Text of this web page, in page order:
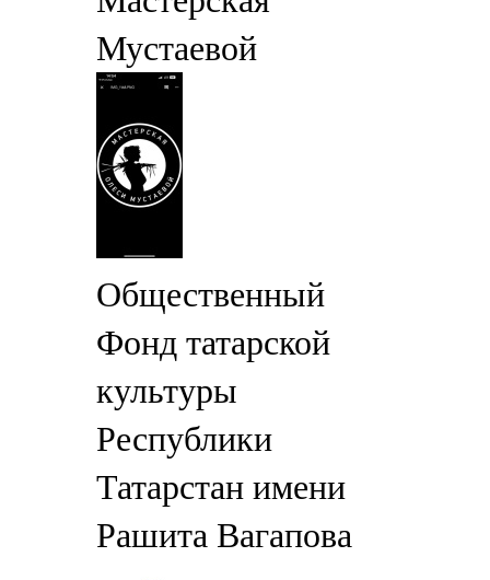
Мустаевой
Общественный
Фонд татарской
культуры
Республики
Татарстан имени
Рашита Вагапова